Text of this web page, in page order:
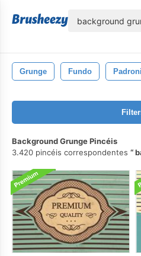
Grunge Fundo
Background Grunge Pincéis
3.420 pincéis correspondentes